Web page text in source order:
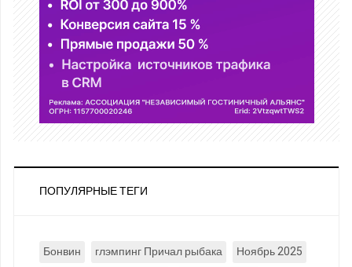
ПОПУЛЯРНЫЕ ТЕГИ
Бонвин глэмпинг Причал рыбака
Ноябрь 2025